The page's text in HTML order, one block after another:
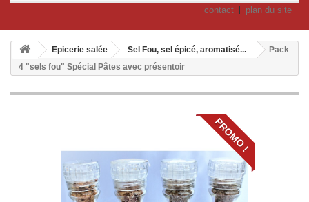
contact plan du site
Epicerie salée Sel Fou, sel épicé, aromatisé...
Pack
4 "sels fou" Spécial Pâtes avec présentoir
PROMO !